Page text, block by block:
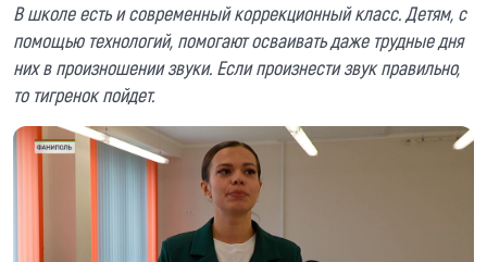
В школе есть и современный коррекционный класс. Детям, с
помощью технологий, помогают осваивать даже трудные дня
них в произношении звуки. Если произнести звук правильно,
то тигренок пойдет.